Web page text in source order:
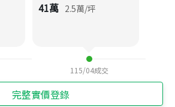
41萬 2.5萬/坪
115/04成交
完整實價登錄